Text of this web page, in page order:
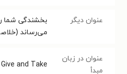
عنوان دیگر
بخشندگی شما
می‌رساند
عنوان در زبان
مبدأ
Give and Take